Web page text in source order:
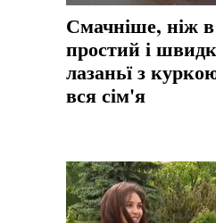
Смачніше, ніж в
простий і
лазаньї з
вся сім'я